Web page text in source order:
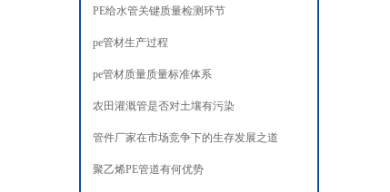
PE给水管关键质量检测环节‌‌
pe管材生产过程
pe管材质量质量标准体系
农田灌溉管是否对土壤有污染
管件厂家在市场竞争下的生存发展之道
聚乙烯PE管道有何优势